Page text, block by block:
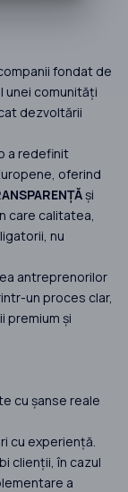
fondat de
unei comunități
dezvoltării
a redefinit
oferind
și
care calitatea,
nu
antreprenorilor
un proces clar,
premium și
cu șanse reale
cu experiență.
clienții, în cazul
a